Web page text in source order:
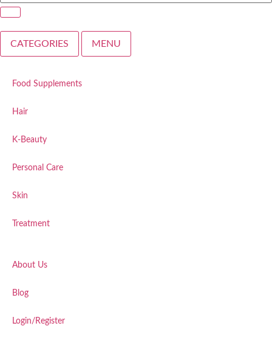
CATEGORIES MENU
Food Supplements
Hair
K-Beauty
Personal Care
Skin
Treatment
About Us
Blog
Login/Register